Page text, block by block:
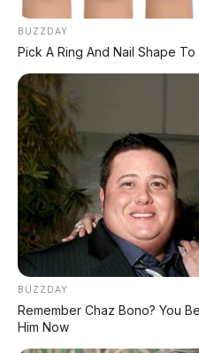
ada banyak
X dan Tesla
keamanan,
desain lampu.
Berikut 10
layak disebut
🧐 10
Omo X
Cybertruck
BUZZDAY
Pick A Ring And Nail Shape
BUZZDAY
Remember Chaz Bono? You
Him Now